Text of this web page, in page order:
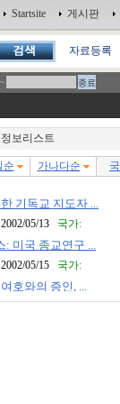
Startsite 게시판
자료등록
~
보리스트